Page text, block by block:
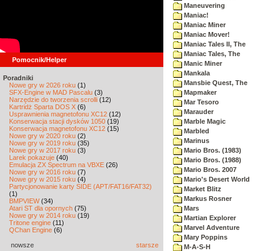
Pomocnik/Helper
Poradniki
Nowe gry w 2026 roku (1)
SFX-Engine w MAD Pascalu (3)
Narzędzie do tworzenia scrolli (12)
Kartridż Sparta DOS X (6)
Usprawnienia magnetofonu XC12 (12)
Konserwacja stacji dysków 1050 (19)
Konserwacja magnetofonu XC12 (15)
Nowe gry w 2020 roku (2)
Nowe gry w 2019 roku (35)
Nowe gry w 2017 roku (3)
Larek pokazuje (40)
Emulacja ZX Spectrum na VBXE (26)
Nowe gry w 2016 roku (7)
Nowe gry w 2015 roku (4)
Partycjonowanie karty SIDE (APT/FAT16/FAT32)
(1)
BMPVIEW(34)
Atari ST dla opornych (75)
Nowe gry w 2014 roku (19)
Tritone engine (11)
QChan Engine (6)
nowsze starsze
Maneuvering
Maniac!
Maniac Miner
Maniac Mover!
Maniac Tales II, The
Maniac Tales, The
Manic Miner
Mankala
Mansbie Quest, The
Mapmaker
Mar Tesoro
Marauder
Marble Magic
Marbled
Marinus
Mario Bros. (1983)
Mario Bros. (1988)
Mario Bros. 2007
Mario's Desert World
Market Blitz
Markus Rosner
Mars
Martian Explorer
Marvel Adventure
Mary Poppins
M-A-S-H